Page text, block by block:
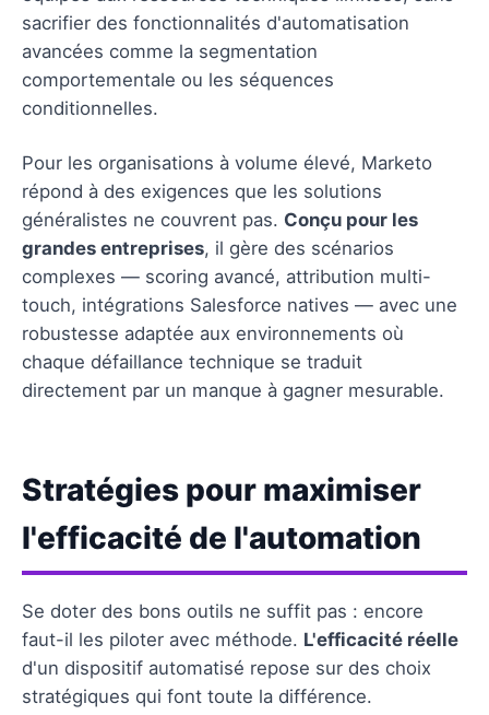
sacrifier des fonctionnalités d'automatisation
avancées comme la segmentation
comportementale ou les séquences
conditionnelles.
Pour les organisations à volume élevé, Marketo
répond à des exigences que les solutions
généralistes ne couvrent pas. Conçu pour les
grandes entreprises, il gère des scénarios
complexes — scoring avancé, attribution multi-
touch, intégrations Salesforce natives — avec une
robustesse adaptée aux environnements où
chaque défaillance technique se traduit
directement par un manque à gagner mesurable.
Stratégies pour maximiser
l'efficacité de l'automation
Se doter des bons outils ne suffit pas : encore
faut-il les piloter avec méthode. L'efficacité réelle
d'un dispositif automatisé repose sur des choix
stratégiques qui font toute la différence.